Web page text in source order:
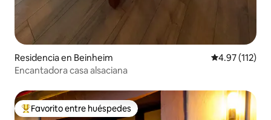
Residencia en Beinheim Calificación
4.97 (112)
Encantadora casa alsaciana
De los mejores en Favorito entre huéspedes
Favorito entre huéspedes